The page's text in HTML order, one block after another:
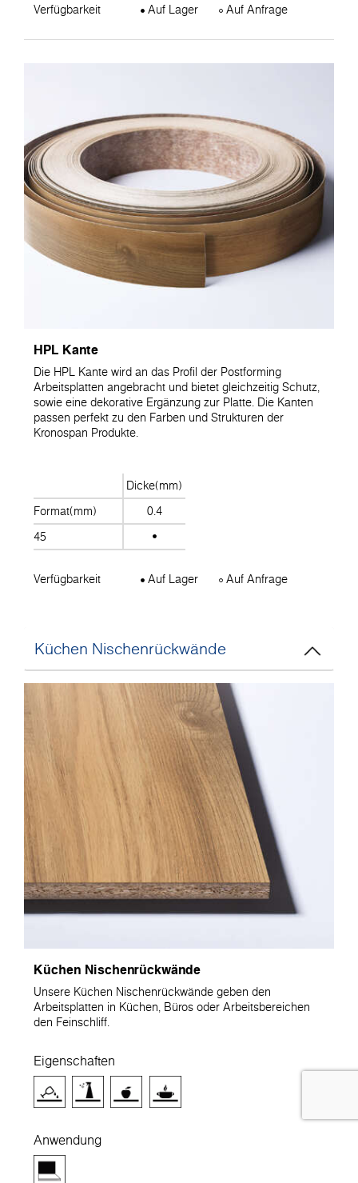
Verfügbarkeit Auf Lager Auf Anfrage
HPL Kante
Die HPL Kante wird an das Profil der Postforming
Arbeitsplatten angebracht und bietet gleichzeitig Schutz,
sowie eine dekorative Ergänzung zur Platte. Die Kanten
passen perfekt zu den Farben und Strukturen der
Kronospan Produkte.
Dicke(mm)
Format(mm)
0.4
45
Verfügbarkeit Auf Lager Auf Anfrage
Küchen Nischenrückwände
Küchen Nischenrückwände
Unsere Küchen Nischenrückwände geben den
Arbeitsplatten in Küchen, Büros oder Arbeitsbereichen
den Feinschliff.
Eigenschaften
Anwendung